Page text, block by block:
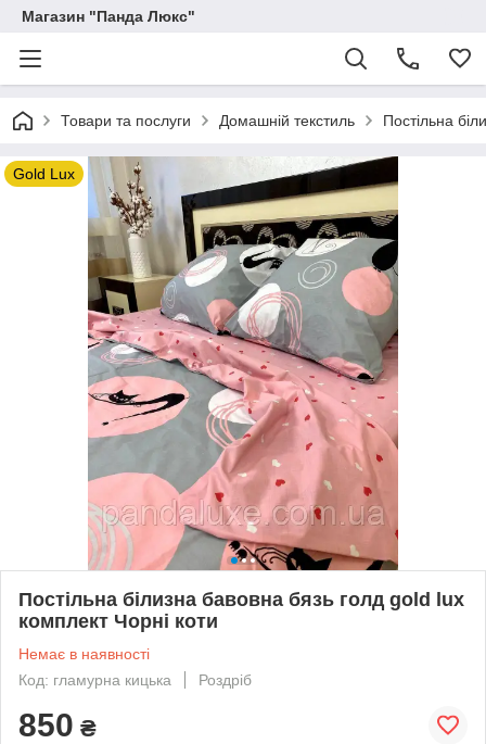
Магазин "Панда Люкс"
Товари та послуги Домашній текстиль Постільна
Gold Lux
Постільна білизна бавовна бязь голд gold lux
комплект Чорні коти
Немає в наявності
Код: гламурна кицька
Роздріб
850 ₴